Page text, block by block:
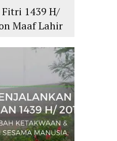
1439 H/
Maaf Lahir